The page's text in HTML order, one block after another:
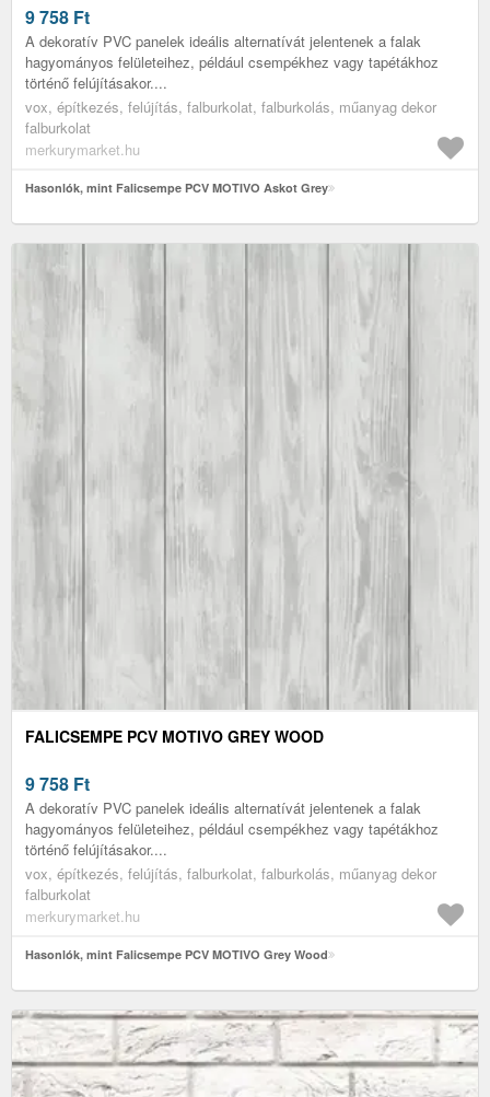
9 758 Ft
A dekoratív PVC panelek ideális alternatívát jelentenek a falak
hagyományos felületeihez, például csempékhez vagy tapétákhoz
történő felújításakor....
vox, építkezés, felújítás, falburkolat, falburkolás, műanyag dekor
falburkolat
merkurymarket.hu
Hasonlók, mint Falicsempe PCV MOTIVO Askot Grey
FALICSEMPE PCV MOTIVO GREY WOOD
9 758 Ft
A dekoratív PVC panelek ideális alternatívát jelentenek a falak
hagyományos felületeihez, például csempékhez vagy tapétákhoz
történő felújításakor....
vox, építkezés, felújítás, falburkolat, falburkolás, műanyag dekor
falburkolat
merkurymarket.hu
Hasonlók, mint Falicsempe PCV MOTIVO Grey Wood